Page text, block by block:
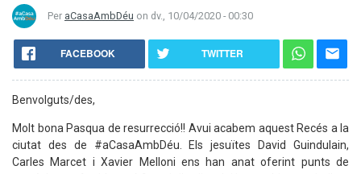
Per aCasaAmbDéu on dv., 10/04/2020 - 00:30
FACEBOOK TWITTER
Content
Benvolguts/des,
Molt bona Pasqua de resurrecció!! Avui acabem aquest Recés a la
ciutat des de #aCasaAmbDéu. Els jesuïtes David Guindulain,
Carles Marcet i Xavier Melloni ens han anat oferint punts de